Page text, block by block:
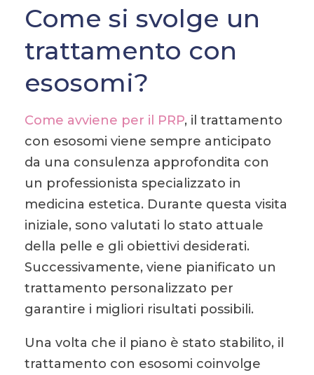
Come si svolge un
trattamento con
esosomi?
Come avviene per il PRP, il trattamento
con esosomi viene sempre anticipato
da una consulenza approfondita con
un professionista specializzato in
medicina estetica. Durante questa visita
iniziale, sono valutati lo stato attuale
della pelle e gli obiettivi desiderati.
Successivamente, viene pianificato un
trattamento personalizzato per
garantire i migliori risultati possibili.
Una volta che il piano è stato stabilito, il
trattamento con esosomi coinvolge